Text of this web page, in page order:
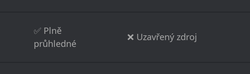
✅ Plně
průhledné
❌ Uzavřený zdroj